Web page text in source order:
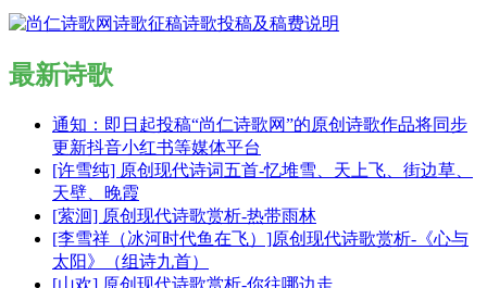
最新诗歌
通知：即日起投稿“尚仁诗歌网”的原创诗歌作品将同步
更新抖音小红书等媒体平台
[许雪纯] 原创现代诗词五首-忆堆雪、天上飞、街边草、
天壁、晚霞
[萦洄] 原创现代诗歌赏析-热带雨林
[李雪祥（冰河时代鱼在飞）]原创现代诗歌赏析-《心与
太阳》（组诗九首）